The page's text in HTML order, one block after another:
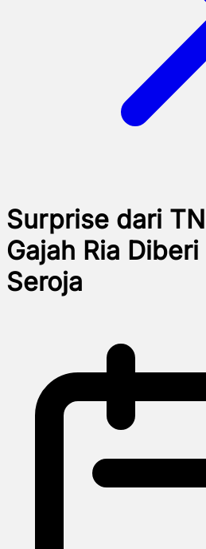
Surprise dari
Gajah Ria
Seroja